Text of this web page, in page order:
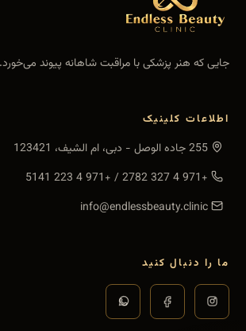
جایی که هنر پزشکی با مراقبت شاهانه پیوند می‌خورد.
اطلاعات کلینیک
255 جاده الوصل - دبی، ام الشیف، 123421
+971 4 327 2782
/
+971 4 223 5141
info@endlessbeauty.clinic
ما را دنبال کنید